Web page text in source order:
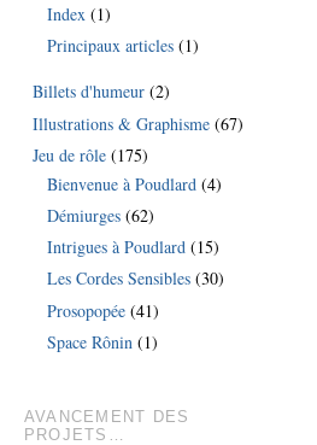
Index (1)
Principaux articles (1)
Billets d'humeur (2)
Illustrations & Graphisme (67)
Jeu de rôle (175)
Bienvenue à Poudlard (4)
Démiurges (62)
Intrigues à Poudlard (15)
Les Cordes Sensibles (30)
Prosopopée (41)
Space Rônin (1)
AVANCEMENT DES
PROJETS…